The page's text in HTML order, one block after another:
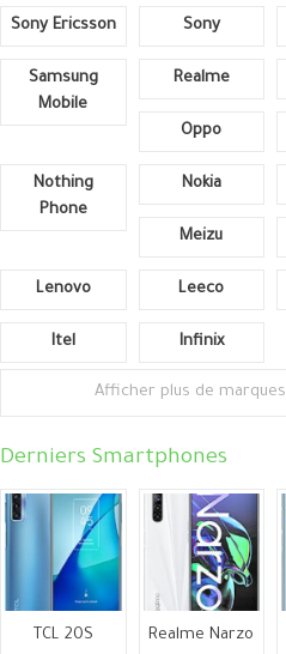
Sony Ericsson Sony
Samsung
Mobile
Realme
Oppo
Nothing
Phone
Nokia
Meizu
Lenovo Leeco
Itel Infinix
Afficher plus de marques
Derniers Smartphones
TCL 20S Realme Narzo